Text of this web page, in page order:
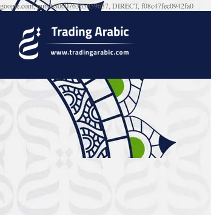
google.com, pub-6806076365859637, DIRECT, f08c47fec0942fa0